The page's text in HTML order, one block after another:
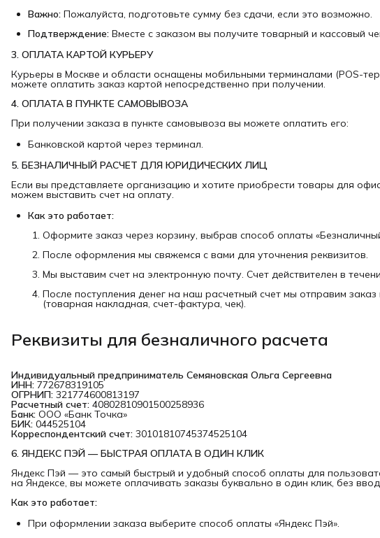
Важно: Пожалуйста, подготовьте сумму без сдачи, если это возможно.
Подтверждение: Вместе с заказом вы получите товарный и кассовый
3. ОПЛАТА КАРТОЙ КУРЬЕРУ
Курьеры в Москве и области оснащены мобильными терминалами (POS-
можете оплатить заказ картой непосредственно при получении.
4. ОПЛАТА В ПУНКТЕ САМОВЫВОЗА
При получении заказа в пункте самовывоза вы можете оплатить его:
Банковской картой через терминал.
5. БЕЗНАЛИЧНЫЙ РАСЧЕТ ДЛЯ ЮРИДИЧЕСКИХ ЛИЦ
Если вы представляете организацию и хотите приобрести товары для
можем выставить счет на оплату.
Как это работает:
Оформите заказ через корзину, выбрав способ оплаты
После оформления мы свяжемся с вами для уточнения реквизитов.
Мы выставим счет на электронную почту. Счет действителен в
После поступления денег на наш расчетный счет мы отправим
(товарная накладная, счет-фактура, чек).
Реквизиты для безналичного расчета
Индивидуальный предприниматель Семяновская Ольга Сергеевна
ИНН: 772678319105
ОГРНИП: 321774600813197
Расчетный счет: 40802810901500258936
Банк: ООО «Банк Точка»
БИК: 044525104
Корреспондентский счет: 30101810745374525104
6. ЯНДЕКС ПЭЙ — БЫСТРАЯ ОПЛАТА В ОДИН КЛИК
Яндекс Пэй — это самый быстрый и удобный способ оплаты для
на Яндексе, вы можете оплачивать заказы буквально в один клик, без
Как это работает:
При оформлении заказа выберите способ оплаты «Яндекс Пэй».